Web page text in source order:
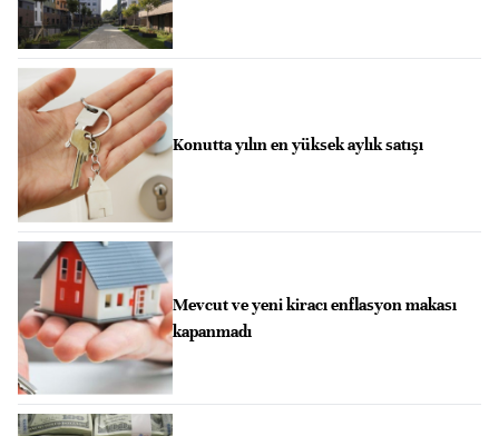
Konutta yılın en yüksek aylık satışı
Mevcut ve yeni kiracı enflasyon makası
kapanmadı